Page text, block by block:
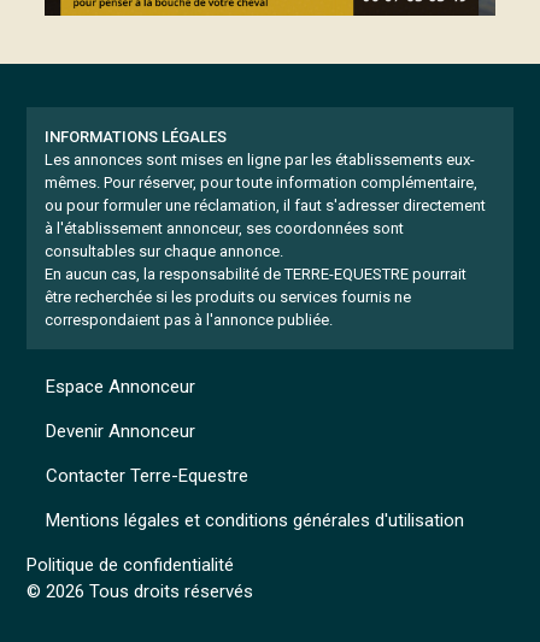
INFORMATIONS LÉGALES
Les annonces sont mises en ligne par les établissements eux-
mêmes. Pour réserver, pour toute information complémentaire,
ou pour formuler une réclamation, il faut s'adresser directement
à l'établissement annonceur, ses coordonnées sont
consultables sur chaque annonce.
En aucun cas, la responsabilité de TERRE-EQUESTRE pourrait
être recherchée si les produits ou services fournis ne
correspondaient pas à l'annonce publiée.
Mentions légales et conditions générales d'utilisation
Politique de confidentialité
© 2026 Tous droits réservés
Espace Annonceur
Devenir Annonceur
Contacter Terre-Equestre